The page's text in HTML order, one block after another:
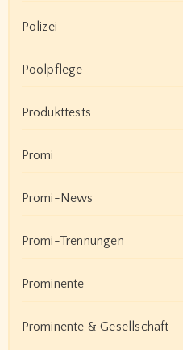
Polizei
Poolpflege
Produkttests
Promi
Promi-News
Promi-Trennungen
Prominente
Prominente & Gesellschaft